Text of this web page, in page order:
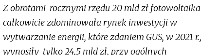
Z obrotami rocznymi rzędu 20 mld zł fotowoltaika
całkowicie zdominowała rynek inwestycji w
wytwarzanie energii, które zdaniem GUS, w 2021 r.,
wynosiły tylko 24,5 mld zł, przy ogólnych